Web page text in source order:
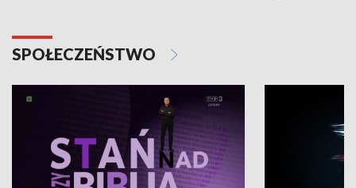
SPOŁECZEŃSTWO